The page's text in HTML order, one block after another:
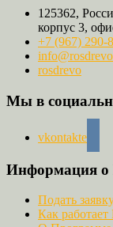
125362,
корпус 3,
+7 (967) 290-
rosdrevo
Мы в
vkontakte
Информация о
Подать
Как